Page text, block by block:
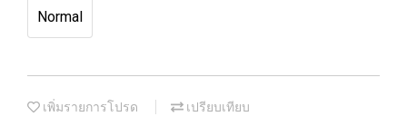
Normal
เพิ่มรายการโปรด เปรียบเทียบ